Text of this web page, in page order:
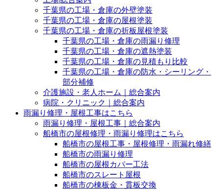
千葉県の工場・倉庫の外壁塗装
千葉県の工場・倉庫の屋根塗装
千葉県の工場・倉庫の折板屋根塗装
千葉県の工場・倉庫の雨漏り修理
千葉県の工場・倉庫の遮熱塗装
千葉県の工場・倉庫の見積もり比較
千葉県の工場・倉庫の防水・シーリング・
部分補修
介護施設・老人ホーム｜総合案内
病院・クリニック｜総合案内
雨漏り修理・屋根工事はこちら
雨漏り修理・屋根工事｜総合案内
船橋市の屋根修理・雨漏り修理はこちら
船橋市の屋根工事・屋根修理・雨漏れ修繕
船橋市の雨漏り修理
船橋市の屋根カバー工法
船橋市のスレート屋根
船橋市の棟板金・貫板交換